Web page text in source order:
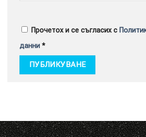
Прочетох и се съгласих с
данни *